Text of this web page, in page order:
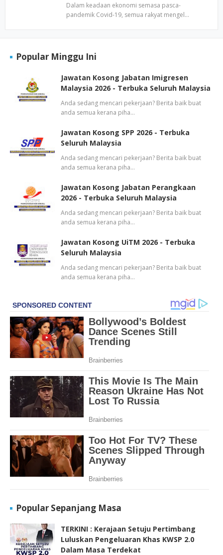
Dalam keadaan ekonomi semasa pasca-
pandemik Covid-19, semua rakyat mengel…
Popular Minggu Ini
Jawatan Kosong Jabatan Imigresen
Malaysia 2026 - Terbuka Seluruh Malaysia
Anda sedang mencari pekerjaan? Berita baik buat
anda semua kerana piha…
Jawatan Kosong SPP 2026 - Terbuka
Seluruh Malaysia
Anda sedang mencari pekerjaan? Berita baik buat
anda semua kerana piha…
Jawatan Kosong Jabatan Perangkaan
2026 - Terbuka Seluruh Malaysia
Anda sedang mencari pekerjaan? Berita baik buat
anda semua kerana piha…
Jawatan Kosong UiTM 2026 - Terbuka
Seluruh Malaysia
Anda sedang mencari pekerjaan? Berita baik buat
anda semua kerana piha…
Popular Sepanjang Masa
TERKINI : Kerajaan Setuju Pertimbang
Luluskan Pengeluaran Khas KWSP 2.0
Dalam Masa Terdekat